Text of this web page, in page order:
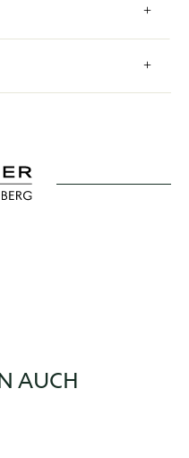
AUCH